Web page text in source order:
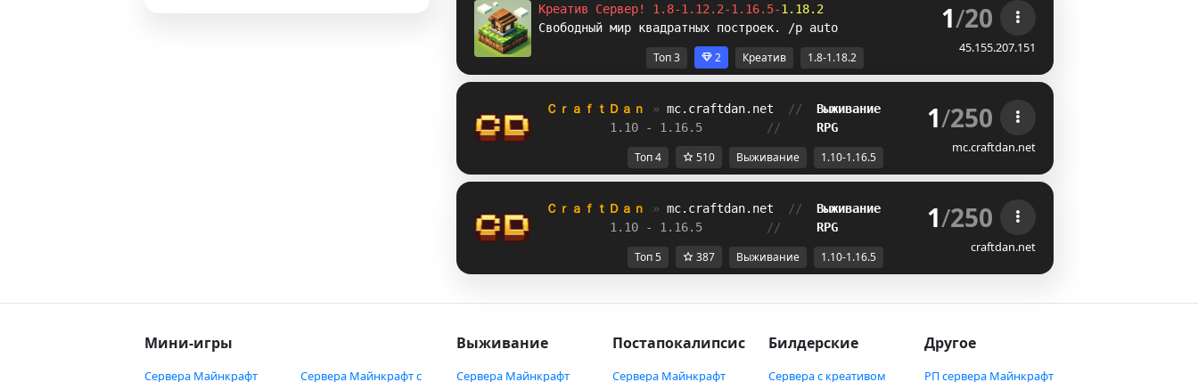
Креатив Сервер! 1.8-1.12.2-1.16.5-1.18.2
Свободный мир квадратных построек. /p auto
1/20
45.155.207.151
Топ 3 2 Креатив 1.8-1.18.2
ＣｒａｆｔＤａｎ » mc.craftdan.net // Выживание
1.10 - 1.16.5
// RPG 1/250
mc.craftdan.net
Топ 4 510 Выживание 1.10-1.16.5
ＣｒａｆｔＤａｎ » mc.craftdan.net // Выживание
1.10 - 1.16.5
// RPG 1/250
craftdan.net
Топ 5 387 Выживание 1.10-1.16.5
Мини-игры
Сервера Майнкрафт
Сервера Майнкрафт с
Выживание
Сервера Майнкрафт
Постапокалипсис
Сервера Майнкрафт
Билдерские
Сервера с креативом
Другое
РП сервера Майнкрафт